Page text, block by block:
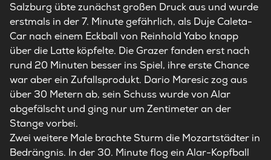
Salzburg übte zunächst großen Druck aus und wurde
erstmals in der 7. Minute gefährlich, als Duje Caleta-
Car nach einem Eckball von Reinhold Yabo knapp
über die Latte köpfelte. Die Grazer fanden erst nach
rund 20 Minuten besser ins Spiel, ihre erste Chance
war aber ein Zufallsprodukt. Dario Maresic zog aus
über 30 Metern ab, sein Schuss wurde von Alar
abgefälscht und ging nur um Zentimeter an der
Stange vorbei.
Zwei weitere Male brachte Sturm die Mozartstädter in
Bedrängnis. In der 30. Minute flog ein Alar-Kopfball